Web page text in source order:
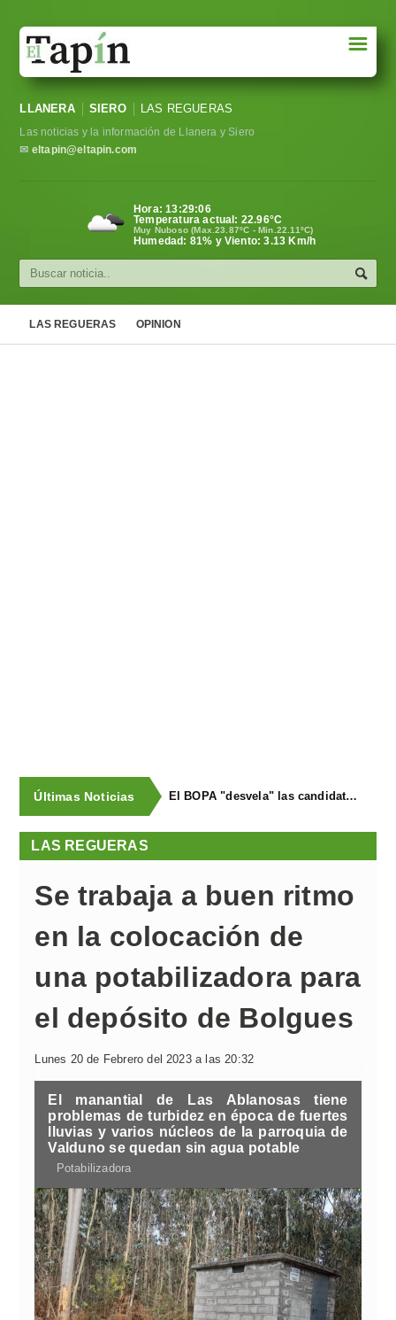
Sociedad
Política
Cultura
☰
LLANERA SIERO LAS REGUERAS
Las noticias y la información de Llanera y Siero
✉ eltapin@eltapin.com
Hora:13:29:07
Temperatura actual: 22.96°C
Muy Nuboso (Max.23.87ºC - Min.22.11ºC)
Humedad: 81% y Viento: 3.13 Km/h
LAS REGUERAS OPINION
Últimas Noticias El BOPA "desvela" las candidaturas en Las Regueras para el 28 de mayo
LAS REGUERAS
Se trabaja a buen ritmo
en la colocación de
una potabilizadora para
el depósito de Bolgues
Lunes 20 de Febrero del 2023 a las 20:32
El manantial de Las Ablanosas tiene
problemas de turbidez en época de fuertes
lluvias y varios núcleos de la parroquia de
Valduno se quedan sin agua potable
Potabilizadora